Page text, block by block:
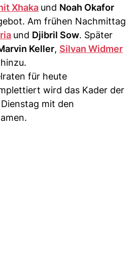
Xhaka und Noah Okafor
Am frühen Nachmittag
und Djibril Sow. Später
Keller, Silvan Widmer
hinzu.
für heute
wird das Kader der
mit den